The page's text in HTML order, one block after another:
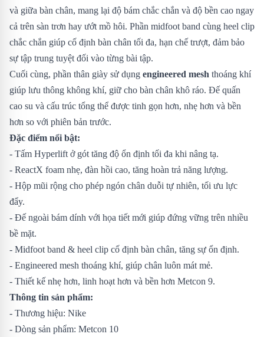
và giữa bàn chân, mang lại độ bám chắc chắn và độ bền cao ngay
cả trên sàn trơn hay ướt mồ hôi. Phần midfoot band cùng heel clip
chắc chắn giúp cố định bàn chân tối đa, hạn chế trượt, đảm bảo
sự tập trung tuyệt đối vào từng bài tập.
Cuối cùng, phần thân giày sử dụng engineered mesh thoáng khí
giúp lưu thông không khí, giữ cho bàn chân khô ráo. Đế quấn
cao su và cấu trúc tổng thể được tinh gọn hơn, nhẹ hơn và bền
hơn so với phiên bản trước.
Đặc điểm nổi bật:
- Tấm Hyperlift ở gót tăng độ ổn định tối đa khi nâng tạ.
- ReactX foam nhẹ, đàn hồi cao, tăng hoàn trả năng lượng.
- Hộp mũi rộng cho phép ngón chân duỗi tự nhiên, tối ưu lực
đẩy.
- Đế ngoài bám dính với họa tiết mới giúp đứng vững trên nhiều
bề mặt.
- Midfoot band & heel clip cố định bàn chân, tăng sự ổn định.
- Engineered mesh thoáng khí, giúp chân luôn mát mẻ.
- Thiết kế nhẹ hơn, linh hoạt hơn và bền hơn Metcon 9.
Thông tin sản phẩm:
- Thương hiệu: Nike
- Dòng sản phẩm: Metcon 10